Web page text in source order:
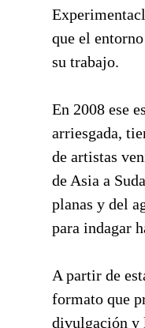
que el
su trabajo.
En 2008 ese
arriesgada,
de artistas
de Asia a
planas y del
para indagar
A partir de
formato que
divulgación y